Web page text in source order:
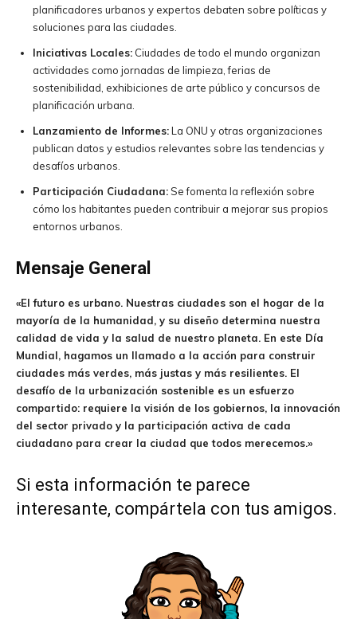
planificadores urbanos y expertos debaten sobre políticas y
soluciones para las ciudades.
Iniciativas Locales: Ciudades de todo el mundo organizan
actividades como jornadas de limpieza, ferias de
sostenibilidad, exhibiciones de arte público y concursos de
planificación urbana.
Lanzamiento de Informes:La ONU y otras organizaciones
publican datos y estudios relevantes sobre las tendencias y
desafíos urbanos.
Participación Ciudadana:Se fomenta la reflexión sobre
cómo los habitantes pueden contribuir a mejorar sus propios
entornos urbanos.
Mensaje General
«El futuro es urbano. Nuestras ciudades son el hogar de la
mayoría de la humanidad, y su diseño determina nuestra
calidad de vida y la salud de nuestro planeta. En este Día
Mundial, hagamos un llamado a la acción para construir
ciudades más verdes, más justas y más resilientes. El
desafío de la urbanización sostenible es un esfuerzo
compartido: requiere la visión de los gobiernos, la innovación
del sector privado y la participación activa de cada
ciudadano para crear la ciudad que todos merecemos.»
Si esta información te parece
interesante, compártela con tus amigos.